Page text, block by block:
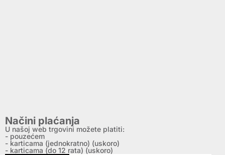
Načini plaćanja
U našoj web trgovini možete platiti:
- pouzećem
- karticama (jednokratno) (uskoro)
- karticama (do 12 rata) (uskoro)